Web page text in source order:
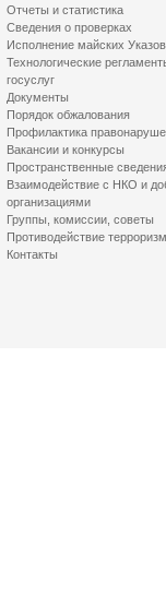
Отчеты и статистика
Сведения о проверках
Исполнение майских
Технологические
госуслуг
Документы
Порядок обжалования
Профилактика
Вакансии и конкурсы
Пространственные
Взаимодействие с НКО и
организациями
Группы, комиссии, советы
Противодействие
Контакты